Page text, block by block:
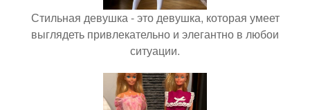
Стильная девушка - это девушка, которая умеет
выглядеть привлекательно и элегантно в любои
ситуации.